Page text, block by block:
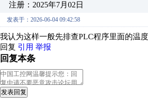
注册：2025年7月02日
发表于：2026-06-04 09:42:58
我认为这样一般先排查PLC程序里面的温
回复 引用 举报
回复本条
发表回复